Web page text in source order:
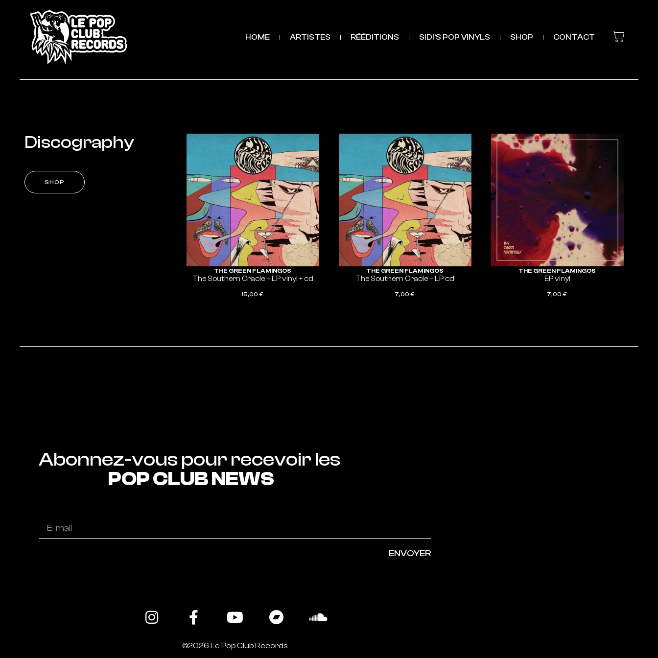
HOME ARTISTES RÉÉDITIONS SIDI’S POP VINYLS SHOP CONTACT
Discography
SHOP
THE GREEN FLAMINGOS
The Southern Oracle – LP vinyl + cd
15,00€
THE GREEN FLAMINGOS
The Southern Oracle – LP cd
7,00€
THE GREEN FLAMINGOS
EP vinyl
7,00€
Abonnez-vous pour recevoir les
POP CLUB NEWS
ENVOYER
©2026 Le Pop Club Records